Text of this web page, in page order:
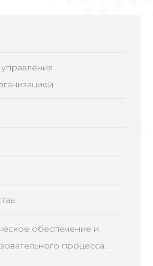
обеспечение и
процесса.